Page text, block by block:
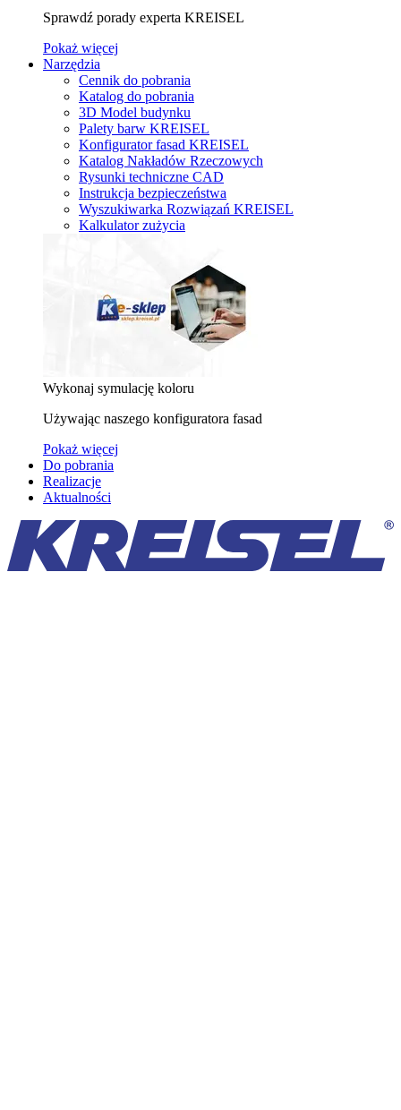
Sprawdź porady experta KREISEL
Pokaż więcej
Narzędzia
Cennik do pobrania
Katalog do pobrania
3D Model budynku
Palety barw KREISEL
Konfigurator fasad KREISEL
Katalog Nakładów Rzeczowych
Rysunki techniczne CAD
Instrukcja bezpieczeństwa
Wyszukiwarka Rozwiązań KREISEL
Kalkulator zużycia
Wykonaj symulację koloru
Używając naszego konfiguratora fasad
Pokaż więcej
Do pobrania
Realizacje
Aktualności